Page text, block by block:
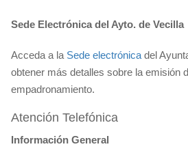
Sede Electrónica del Ayto. de Vecilla
Acceda a la Sede electrónica del
obtener más detalles sobre la emisión
empadronamiento.
Atención Telefónica
Información General